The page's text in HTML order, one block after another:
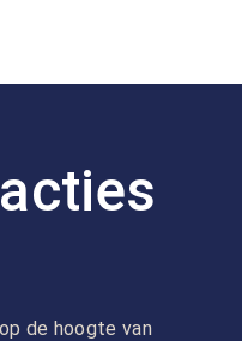
de hoogte van